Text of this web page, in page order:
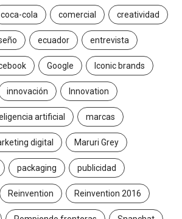
coca-cola comercial creatividad
ecuador entrevista
Google Iconic brands
innovación Innovation
artificial marcas
digital Maruri Grey
packaging publicidad
Reinvention Reinvention 2016